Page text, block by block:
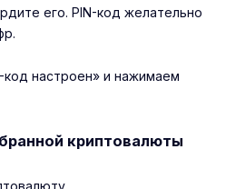
его. PIN-код желательно
код настроен» и нажимаем
криптовалюты